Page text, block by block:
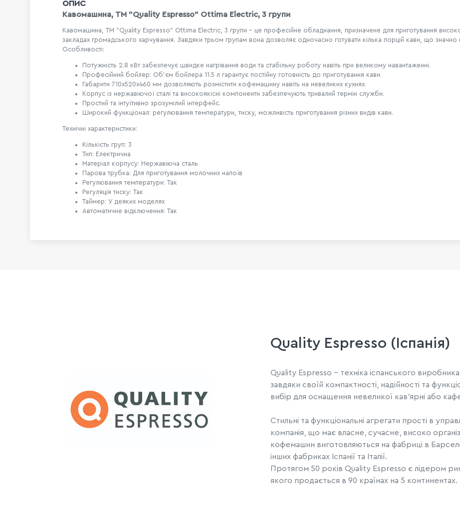
ОПИС
Кавомашина, TM "Quality Espresso" Ottima Electric, 3 групи
Кавомашина, TM "Quality Espresso" Ottima Electric, 3 групи - це професійне обладнання, призначене для приготування
закладах громадського харчування. Завдяки трьом групам вона дозволяє одночасно готувати кілька порцій кави, що
Особливості:
Потужність 2.8 кВт забезпечує швидке нагрівання води та стабільну роботу навіть при великому навантаженні.
Професійний бойлер: Об'єм бойлера 11.5 л гарантує постійну готовність до приготування кави.
Габарити 710х520х460 мм дозволяють розмістити кофемашину навіть на невеликих кухнях.
Корпус із нержавіючої сталі та високоякісні компоненти забезпечують тривалий термін служби.
Простий та інтуїтивно зрозумілий інтерфейс.
Широкий функціонал: регулювання температури, тиску, можливість приготування різних видів кави.
Технічні характеристики:
Кількість груп: 3
Тип: Електрична
Матеріал корпусу: Нержавіюча сталь
Парова трубка: Для приготування молочних напоїв
Регулювання температури: Так
Регуляція тиску: Так
Таймер: У деяких моделях
Автоматичне відключення: Так
Quality Espresso (Іспанія)
Quality Espresso – техніка іспанського
завдяки своїй компактності, надійності та
вибір для оснащення невеликої кав'ярні або
Стильні та функціональні агрегати прості в
компанія, що має власне, сучасне, високо
кофемашин виготовляються на фабриці в
інших фабриках Іспанії та Італії.
Протягом 50 років Quality Espresso є лідером
якого продається в 90 країнах на 5 континентах.